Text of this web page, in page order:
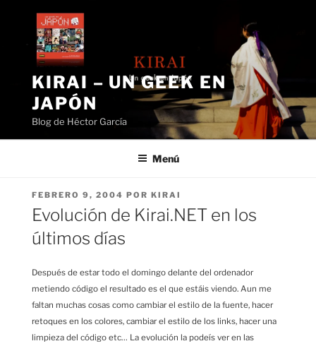
contenido
KIRAI – UN GEEK EN
JAPÓN
Blog de Héctor García
Menú
PUBLICADO
EL
FEBRERO 9, 2004 POR KIRAI
Evolución de Kirai.NET en los
últimos días
Después de estar todo el domingo delante del ordenador
metiendo código el resultado es el que estáis viendo. Aun me
faltan muchas cosas como cambiar el estilo de la fuente, hacer
retoques en los colores, cambiar el estilo de los links, hacer una
limpieza del código etc… La evolución la podeís ver en las